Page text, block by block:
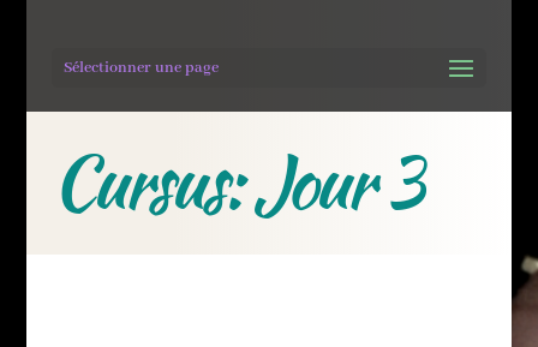
Sélectionner une page
Cursus: Jour 3